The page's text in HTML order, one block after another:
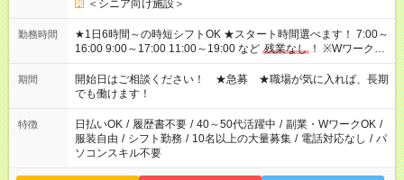
＜シニア向け施設＞
勤務時間
★1日6時間～の時短シフトOK ★スタート時間選べます！ 7:00～
16:00 9:00～17:00 11:00～19:00 など 残業なし ！ ※Wワークの
場合、他のお仕事と合わせ週40時間超の就業はご案内できませ
ん ※法令に基づき、週20時間以上勤務は社会保険への加入対象
となります ※労働者派遣法（日雇い派遣の原則禁止）により、
短時間・短期間の就業はご案内が難しい場合があります
期間
開始日はご相談ください！ ★急募 ★職場が気に入れば、長期
でも働けます！
特徴 日払いOK / 履歴書不要 / 40～50代活躍中 / 副業・WワークOK /
服装自由 / シフト勤務 / 10名以上の大量募集 / 電話対応なし / パ
ソコンスキル不要